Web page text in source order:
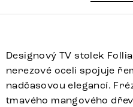
Designový TV stolek
nerezové oceli spojuje
nadčasovou elegancí.
tmavého mangového